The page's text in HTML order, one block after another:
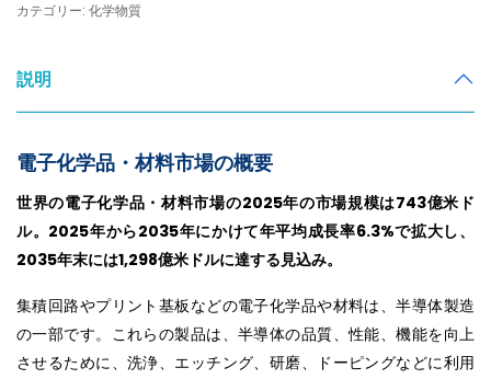
カテゴリー: 化学物質
説明
電子化学品・材料市場の概要
世界の電子化学品・材料市場の2025年の市場規模は743億米ド
ル。2025年から2035年にかけて年平均成長率6.3%で拡大し、
2035年末には1,298億米ドルに達する見込み。
集積回路やプリント基板などの電子化学品や材料は、半導体製造
の一部です。これらの製品は、半導体の品質、性能、機能を向上
させるために、洗浄、エッチング、研磨、ドーピングなどに利用